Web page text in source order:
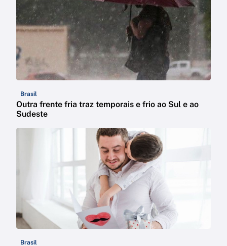
Brasil
Outra frente fria traz temporais e frio ao Sul e ao
Sudeste
Brasil